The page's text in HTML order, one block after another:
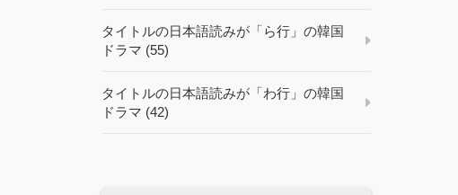
タイトルの日本語読みが「ら行」の韓国
ドラマ (55)
タイトルの日本語読みが「わ行」の韓国
ドラマ (42)